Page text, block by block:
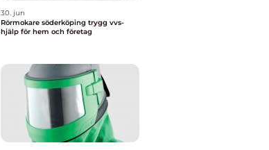
30. jun
Rörmokare söderköping trygg vvs-
hjälp för hem och företag